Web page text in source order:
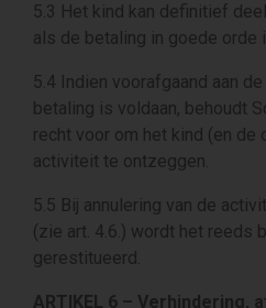
5.3 Het kind kan definitief
als de betaling in goede orde
5.4 Indien voorafgaand aan
betaling is voldaan, behoudt
recht voor om het kind (en de
activiteit te ontzeggen.
5.5 Bij annulering van de
(zie art. 4.6.) wordt het reeds
gerestitueerd.
ARTIKEL 6 – Verhindering,